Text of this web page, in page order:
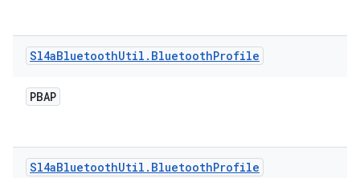
Sl4aBluetoothUtil . BluetoothProfile
PBAP
Sl4aBluetoothUtil . BluetoothProfile